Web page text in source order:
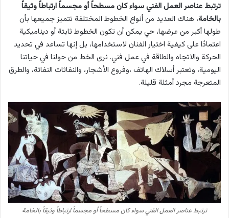
ترتبط عناصر العمل الفني سواء كان مسطحاً أو مجسماً ارتباطاً وثيقاً
بالخامة، هناك العديد من أنواع الخطوط المختلفة تتميز جميعها بأن
طولها أكبر من عرضها، حي يمكن أن تكون الخطوط ثابتة أو ديناميكية
اعتمادًا على كيفية اختيار الفنان لاستخدامها، بل إنها تساعد في تحديد
الحركة والاتجاه والطاقة في عمل فني. نرى الخط من حولنا في حياتنا
اليومية، وتعتبر أسلاك الهاتف ،وفروع الأشجار، والنفاثات النفاثة، والطرق
المتعرجة مجرد أمثلة قليلة.
ترتبط عناصر العمل الفني سواء كان مسطحاً أو مجسماً ارتباطاً وثيقاً بالخامة